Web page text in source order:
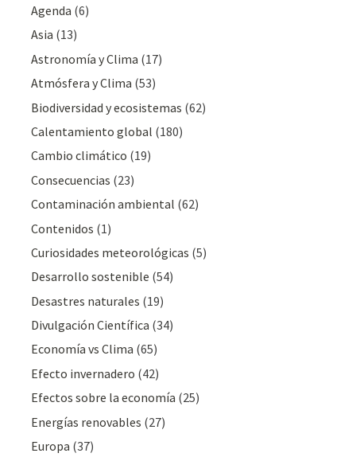
Agenda (6)
Asia (13)
Astronomía y Clima (17)
Atmósfera y Clima (53)
Biodiversidad y ecosistemas (62)
Calentamiento global (180)
Cambio climático (19)
Consecuencias (23)
Contaminación ambiental (62)
Contenidos (1)
Curiosidades meteorológicas (5)
Desarrollo sostenible (54)
Desastres naturales (19)
Divulgación Cientí­fica (34)
Economía vs Clima (65)
Efecto invernadero (42)
Efectos sobre la economía (25)
Energías renovables (27)
Europa (37)